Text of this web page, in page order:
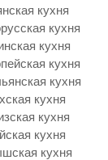
кухня
кухня
кухня
кухня
кухня
кухня
кухня
кухня
кухня